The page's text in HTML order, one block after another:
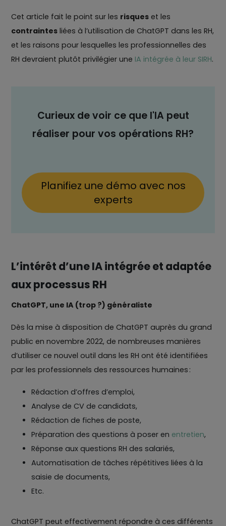
Cet article fait le point sur les risques et les
contraintes liées à l’utilisation de ChatGPT dans les RH,
et les raisons pour lesquelles les professionnelles des
RH devraient plutôt privilégier une IA intégrée à leur SIRH.
Curieux de voir ce que l'IA peut
réaliser pour vos opérations RH?
Planifiez une démo avec nos
experts
L’intérêt d’une IA intégrée et adaptée
aux processus RH
ChatGPT, une IA (trop ?) généraliste
Dès la mise à disposition de ChatGPT auprès du grand
public en novembre 2022, de nombreuses manières
d’utiliser ce nouvel outil dans les RH ont été identifiées
par les professionnels des ressources humaines :
Rédaction d’offres d’emploi,
Analyse de CV de candidats,
Rédaction de fiches de poste,
Préparation des questions à poser en entretien,
Réponse aux questions RH des salariés,
Automatisation de tâches répétitives liées à la
saisie de documents,
Etc.
ChatGPT peut effectivement répondre à ces différents